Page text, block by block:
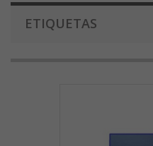
ETIQUETAS